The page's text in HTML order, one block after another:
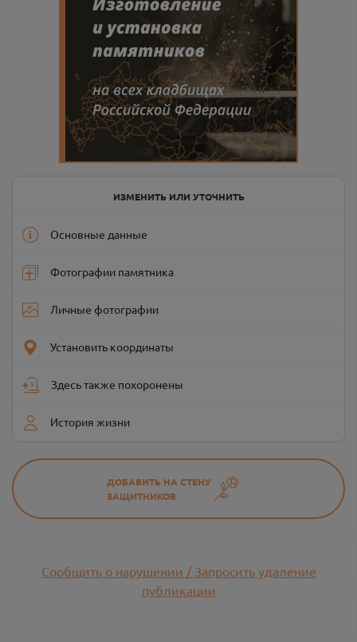
ИЗМЕНИТЬ ИЛИ УТОЧНИТЬ
Основные данные
Фотографии памятника
Личные фотографии
Установить координаты
Здесь также похоронены
История жизни
ДОБАВИТЬ НА СТЕНУ
ЗАЩИТНИКОВ
Сообщить о нарушении / Запросить удаление
публикации